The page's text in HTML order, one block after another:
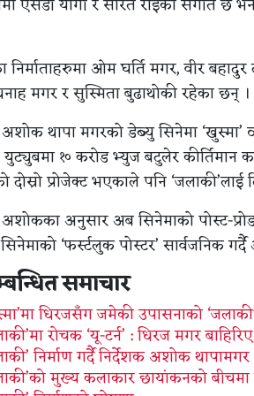
निर्माताहरुमा ओम घर्ति मगर, वीर
मगर र सुस्मिता बुढाथोकी रहेका छन् ।
अशोक थापा मगरको डेब्यु सिनेमा
१० करोड भ्युज बटुलेर कीर्तिमान
प्रोजेक्ट भएकाले पनि
अनुसार अब सिनेमाको पोस्ट-
सिनेमाको ‘फर्स्टलुक पोस्टर’ सार्वजनिक
समाचार
धिरजसँग जमेकी उपासनाको
रोचक ‘यू-टर्न’ : धिरज मगर
निर्माण गर्दै निर्देशक अशोक थापामगर
मुख्य कलाकार छायांकनको बीचमा